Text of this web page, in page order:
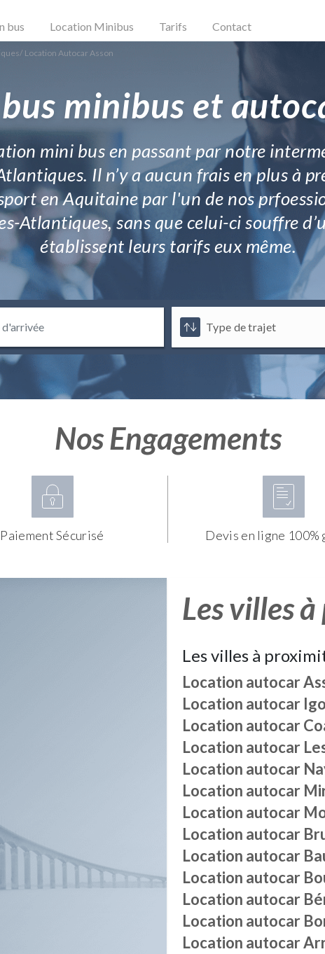
bus Location Minibus Tarifs Contact
/ Location Autocar Asson
minibus et
mini bus en passant par notre
Il n’y a aucun frais en plus à
en Aquitaine par l'un de nos
Atlantiques, sans que celui-ci souffre
établissent leurs tarifs eux même.
Nos Engagements
Paiement Sécurisé Devis en ligne
Les villes
Les villes à
Location autocar
Location autocar
Location autocar
Location autocar
Location autocar
Location autocar
Location autocar
Location autocar
Location autocar
Location autocar
Location autocar
Location autocar
Location autocar